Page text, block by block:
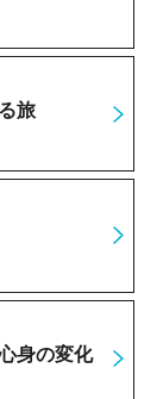
旅
身の変化